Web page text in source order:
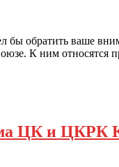
обратить ваше
К ним относятся
ЦК и